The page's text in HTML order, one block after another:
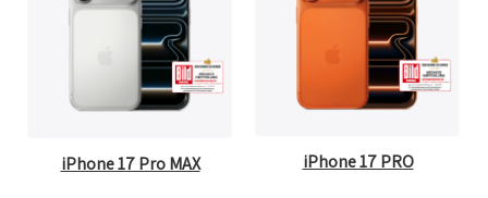
iPhone 17 Pro MAX iPhone 17 PRO